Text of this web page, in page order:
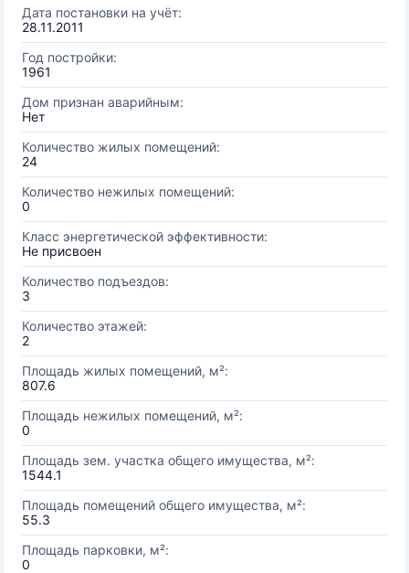
Дата постановки на учёт:
28.11.2011
Год постройки:
1961
Дом признан аварийным:
Нет
Количество жилых помещений:
24
Количество нежилых помещений:
0
Класс энергетической эффективности:
Не присвоен
Количество подъездов:
3
Количество этажей:
2
Площадь жилых помещений, м²:
807.6
Площадь нежилых помещений, м²:
0
Площадь зем. участка общего имущества, м²:
1544.1
Площадь помещений общего имущества, м²:
55.3
Площадь парковки, м²:
0